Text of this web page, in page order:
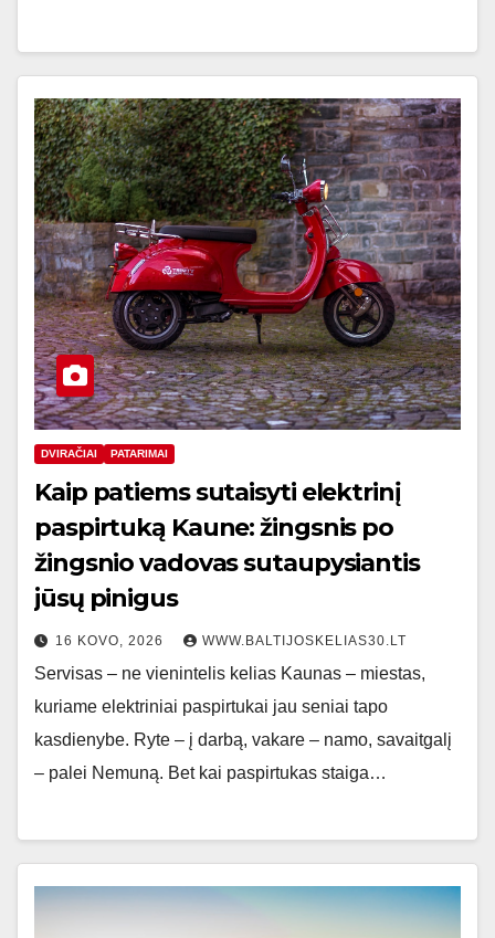
DVIRAČIAI PATARIMAI
Kaip patiems sutaisyti elektrinį
paspirtuką Kaune: žingsnis po
žingsnio vadovas sutaupysiantis
jūsų pinigus
16 KOVO, 2026 WWW.BALTIJOSKELIAS30.LT
Servisas – ne vienintelis kelias Kaunas – miestas,
kuriame elektriniai paspirtukai jau seniai tapo
kasdienybe. Ryte – į darbą, vakare – namo, savaitgalį
– palei Nemuną. Bet kai paspirtukas staiga…